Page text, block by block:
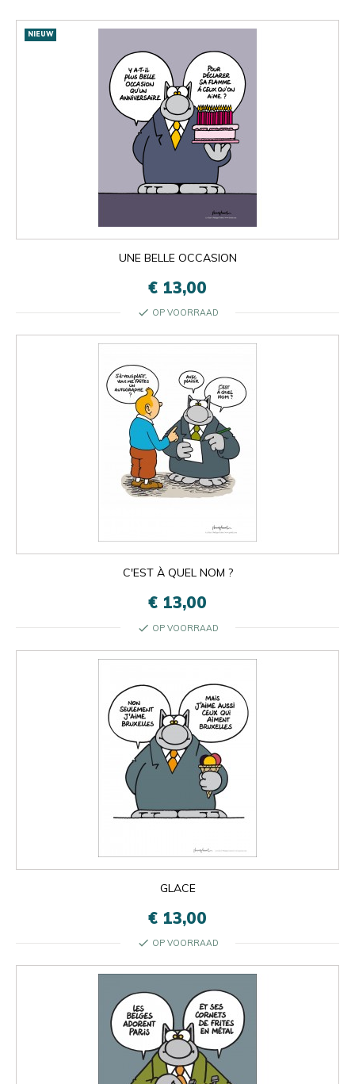
NIEUW
UNE BELLE OCCASION
€ 13,00
check OP VOORRAAD
C'EST À QUEL NOM ?
€ 13,00
check OP VOORRAAD
GLACE
€ 13,00
check OP VOORRAAD
close
×

×